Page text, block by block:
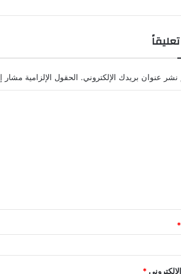
نشر عنوان بريدك الإلكتروني. الحقول الإلزامية مشار
*
*